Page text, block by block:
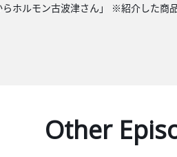
らホルモン古波津さん」 ※紹介した
Other